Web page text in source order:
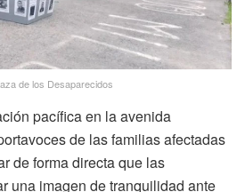
de los Desaparecidos
pacífica en la avenida
de las familias afectadas
de forma directa que las
una imagen de tranquilidad ante